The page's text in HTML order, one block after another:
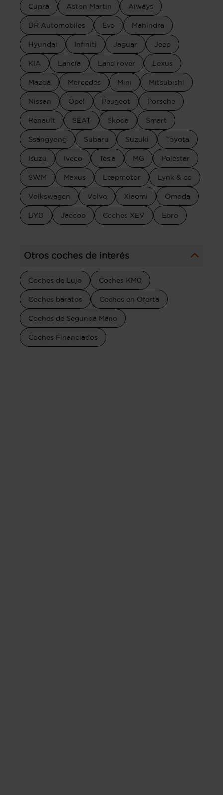
Cupra Aston Martin Aiways
DR Automobiles Evo Mahindra
Hyundai Infiniti Jaguar Jeep
KIA Lancia Land rover Lexus
Mazda Mercedes Mini Mitsubishi
Nissan Opel Peugeot Porsche
Renault SEAT Skoda Smart
Ssangyong Subaru Suzuki Toyota
Isuzu Iveco Tesla MG Polestar
SWM Maxus Leapmotor Lynk & co
Volkswagen Volvo Xiaomi Omoda
BYD Jaecoo Coches XEV Ebro
Otros coches de interés
Coches de Lujo Coches KM0
Coches baratos Coches en Oferta
Coches de Segunda Mano
Coches Financiados